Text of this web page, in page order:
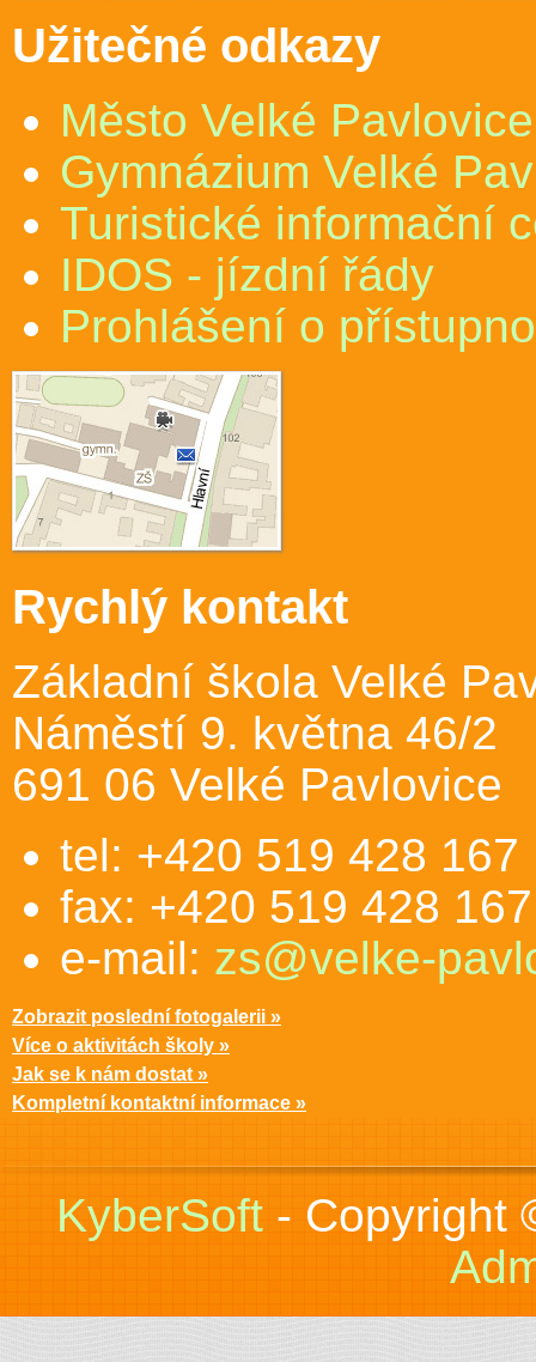
Užitečné odkazy
Město Velké Pavlovice
Gymnázium Velké
Turistické informační
IDOS - jízdní řády
Prohlášení o
Rychlý kontakt
Základní škola Velké
Náměstí 9. května 46/2
691 06 Velké Pavlovice
tel: +420 519 428 167
fax: +420 519 428 167
e-mail: zs@velke-
Zobrazit poslední fotogalerii »
Více o aktivitách školy »
Jak se k nám dostat »
Kompletní kontaktní informace »
KyberSoft- Copyright